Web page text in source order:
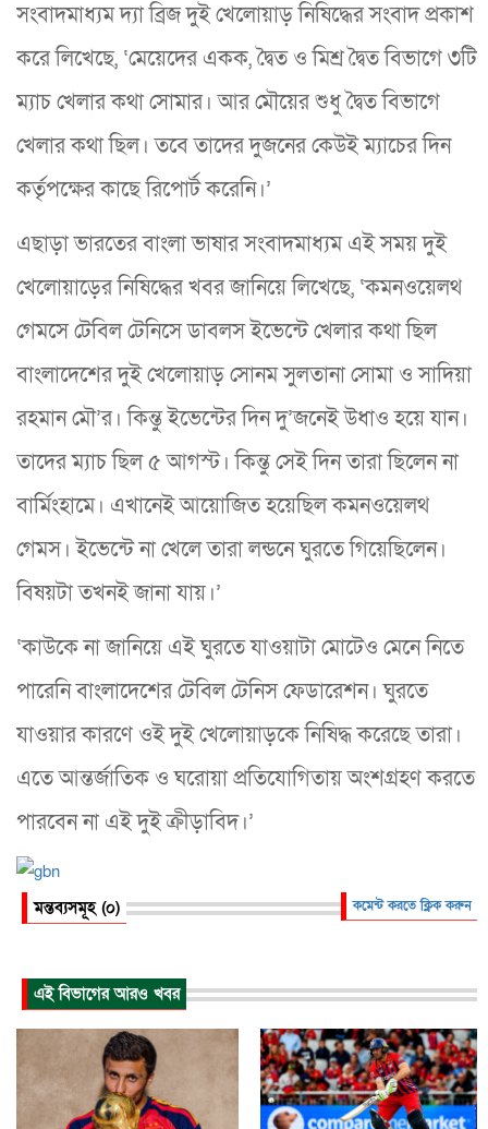
সংবাদমাধ্যম দ্যা ব্রিজ দুই খেলোয়াড় নিষিদ্ধের সংবাদ প্রকাশ
করে লিখেছে, ‘মেয়েদের একক, দ্বৈত ও মিশ্র দ্বৈত বিভাগে ৩টি
ম্যাচ খেলার কথা সোমার। আর মৌয়ের শুধু দ্বৈত বিভাগে
খেলার কথা ছিল। তবে তাদের দুজনের কেউই ম্যাচের দিন
কর্তৃপক্ষের কাছে রিপোর্ট করেনি।’
এছাড়া ভারতের বাংলা ভাষার সংবাদমাধ্যম এই সময় দুই
খেলোয়াড়ের নিষিদ্ধের খবর জানিয়ে লিখেছে, ‘কমনওয়েলথ
গেমসে টেবিল টেনিসে ডাবলস ইভেন্টে খেলার কথা ছিল
বাংলাদেশের দুই খেলোয়াড় সোনম সুলতানা সোমা ও সাদিয়া
রহমান মৌ’র। কিন্তু ইভেন্টের দিন দু’জনেই উধাও হয়ে যান।
তাদের ম্যাচ ছিল ৫ আগস্ট। কিন্তু সেই দিন তারা ছিলেন না
বার্মিংহামে। এখানেই আয়োজিত হয়েছিল কমনওয়েলথ
গেমস। ইভেন্টে না খেলে তারা লন্ডনে ঘুরতে গিয়েছিলেন।
বিষয়টা তখনই জানা যায়।’
‘কাউকে না জানিয়ে এই ঘুরতে যাওয়াটা মোটেও মেনে নিতে
পারেনি বাংলাদেশের টেবিল টেনিস ফেডারেশন। ঘুরতে
যাওয়ার কারণে ওই দুই খেলোয়াড়কে নিষিদ্ধ করেছে তারা।
এতে আন্তর্জাতিক ও ঘরোয়া প্রতিযোগিতায় অংশগ্রহণ করতে
পারবেন না এই দুই ক্রীড়াবিদ।’
মন্তব্যসমূহ (০) কমেন্ট করতে ক্লিক করুন
এই বিভাগের আরও খবর